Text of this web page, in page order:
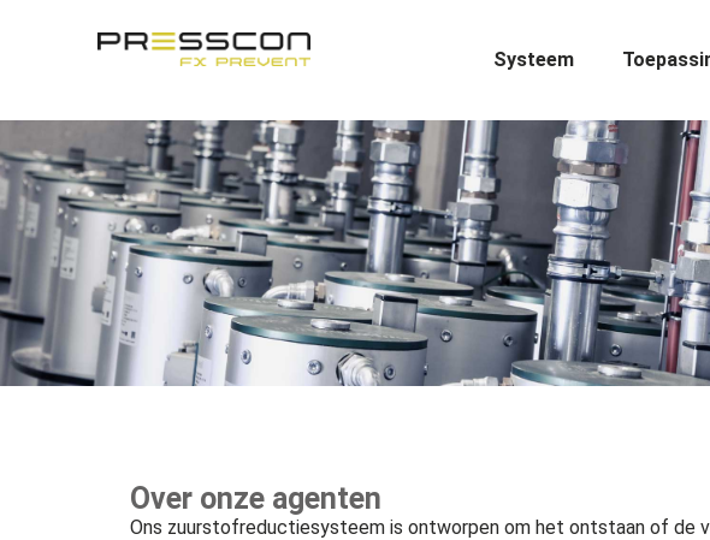
Systeem
Over onze agenten
Ons zuurstofreductiesysteem is ontworpen om het ontstaan of de